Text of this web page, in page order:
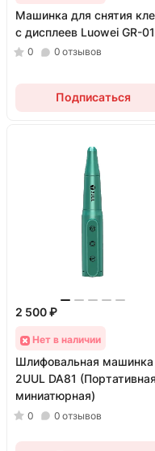
Машинка для снятия
с дисплеев Luowei GR-01
0 0 отзывов
Подписаться
2 500 ₽
Нет в наличии
Шлифовальная машинка
2UUL DA81
миниатюрная)
0 0 отзывов